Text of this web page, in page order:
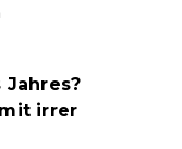
Jahres?
irrer